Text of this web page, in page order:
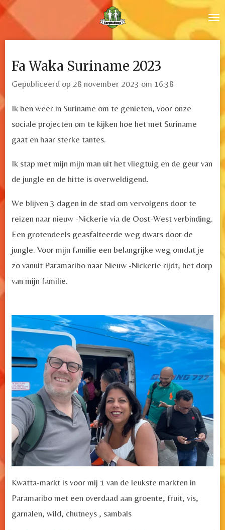
Ga
direct
naar
deFa Waka Suriname 2023
Gepubliceerd op 28 november 2023 om 16:38
Ik ben weer in Suriname om te genieten, voor onze
sociale projecten om te kijken hoe het met Suriname
gaat en haar sterke tantes.
Ik stap met mijn mijn man uit het vliegtuig en de geur van
de jungle en de hitte is overweldigend.
We blijven 3 dagen in de stad om vervolgens door te
reizen naar nieuw -Nickerie via de Oost-West verbinding.
Een grotendeels geasfalteerde weg dwars door de
jungle. Voor mijn familie een belangrijke weg omdat je
zo vanuit Paramaribo naar Nieuw -Nickerie rijdt, het dorp
van mijn familie.
Kwatta-markt is voor mij 1 van de leukste markten in
Paramaribo met een overdaad aan groente, fruit, vis,
garnalen, wild, chutneys , sambals